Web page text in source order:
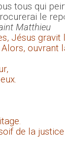
tous qui
le repos.
Matthieu
Jésus gravit la
ouvrant la
de la justice,